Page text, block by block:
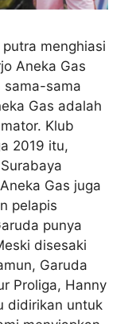
menghiasi
Aneka Gas
sama-sama
Gas adalah
Klub
2019 itu,
Gas juga
pelapis
punya
disesaki
Garuda
Proliga, Hanny
didirikan untuk